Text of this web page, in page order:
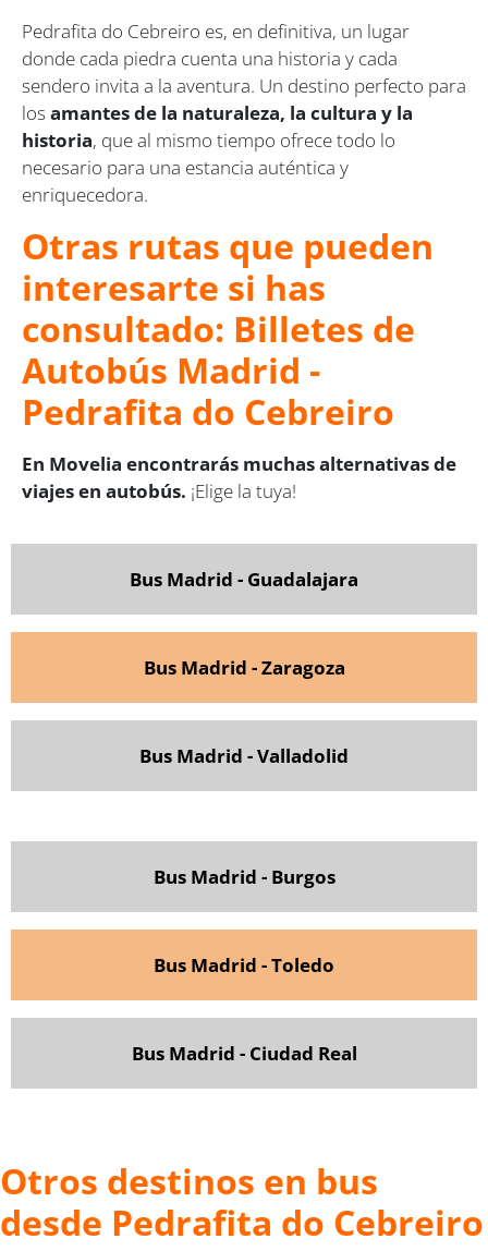
Pedrafita do Cebreiro es, en definitiva, un lugar
donde cada piedra cuenta una historia y cada
sendero invita a la aventura. Un destino perfecto para
los amantes de la naturaleza, la cultura y la
historia, que al mismo tiempo ofrece todo lo
necesario para una estancia auténtica y
enriquecedora.
Otras rutas que pueden
interesarte si has
consultado: Billetes de
Autobús Madrid -
Pedrafita do Cebreiro
En Movelia encontrarás muchas alternativas de
viajes en autobús. ¡Elige la tuya!
Bus Madrid - Guadalajara
Bus Madrid - Zaragoza
Bus Madrid - Valladolid
Bus Madrid - Burgos
Bus Madrid - Toledo
Bus Madrid - Ciudad Real
Otros destinos en bus
desde Pedrafita do Cebreiro